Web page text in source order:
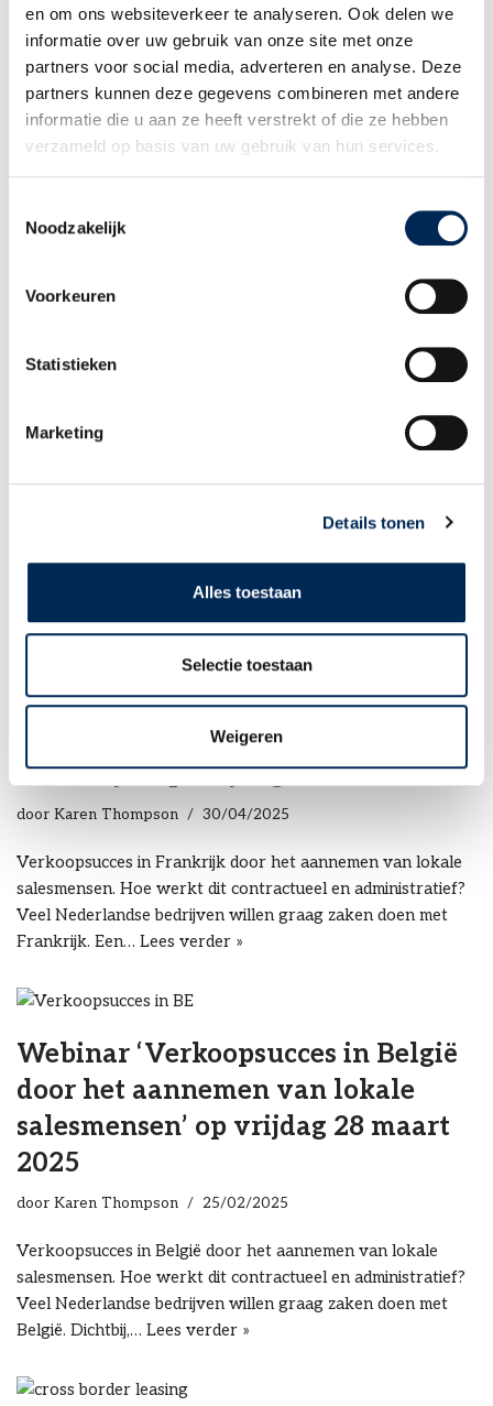
en om ons websiteverkeer te analyseren. Ook delen we
informatie over uw gebruik van onze site met onze
partners voor social media, adverteren en analyse. Deze
partners kunnen deze gegevens combineren met andere
informatie die u aan ze heeft verstrekt of die ze hebben
verzameld op basis van uw gebruik van hun services.
Noodzakelijk
Voorkeuren
Statistieken
Marketing
Details tonen
Alles toestaan
Selectie toestaan
Weigeren
Webinar ‘Verkoopsucces in
Nederland’ op vrijdag 28
november 2025
doorKaren Thompson 03/06/2025
salesmensen. Hoe werkt dit contractueel en administratief?
Veel Belgische bedrijven willen graag zaken doen met
Nederland, België en Duitsland op
studiebijeenkomst maken we op basis van loonstroken een
praktische vergelijking…Lees verder »
Webinar ‘Verkoopsucces in
Frankrijk’ op vrijdag 16 mei 2025
door Karen Thompson 30/04/2025
Verkoopsucces in Frankrijk door het aannemen van lokale
salesmensen. Hoe werkt dit contractueel en administratief?
Veel Nederlandse bedrijven willen graag zaken doen met
Frankrijk. Een… Lees verder »
Webinar ‘Verkoopsucces in België
door het aannemen van lokale
salesmensen’ op vrijdag 28 maart
2025
door Karen Thompson 25/02/2025
Verkoopsucces in België door het aannemen van lokale
salesmensen. Hoe werkt dit contractueel en administratief?
Veel Nederlandse bedrijven willen graag zaken doen met
België. Dichtbij,… Lees verder »